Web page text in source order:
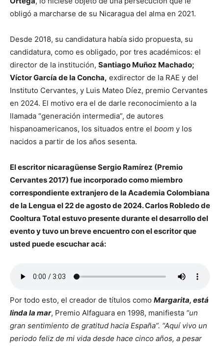
obligó a marcharse de su Nicaragua del alma en 2021.
Desde 2018, su candidatura había sido propuesta, su
candidatura, como es obligado, por tres académicos: el
director de la institución, Santiago Muñoz Machado;
Víctor García de la Concha, exdirector de la RAE y del
Instituto Cervantes, y Luis Mateo Díez, premio Cervantes
en 2024. El motivo era el de darle reconocimiento a la
llamada “generación intermedia”, de autores
hispanoamericanos, los situados entre el boom y los
nacidos a partir de los años sesenta.
El escritor nicaragüense Sergio Ramírez (Premio
Cervantes 2017) fue incorporado como miembro
correspondiente extranjero de la Academia Colombiana
de la Lengua el 22 de agosto de 2024. Carlos Robledo de
Cooltura Total estuvo presente durante el desarrollo del
evento y tuvo un breve encuentro con el escritor que
usted puede escuchar acá:
Por todo esto, el creador de títulos como Margarita, está
linda la mar, Premio Alfaguara en 1998, manifiesta “un
gran sentimiento de gratitud hacia España”. “Aquí vivo un
periodo feliz de mi vida desde hace cinco años, a pesar